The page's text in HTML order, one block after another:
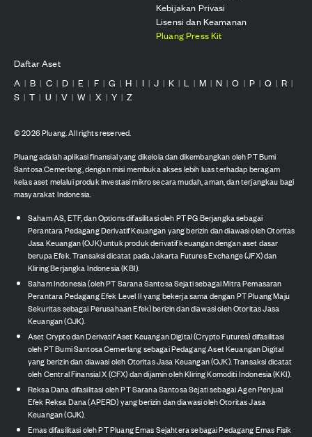
Kebijakan Privasi
Lisensi dan Keamanan
Pluang Press Kit
Daftar Aset
A | B | C | D | E | F | G | H | I | J | K | L | M | N | O | P | Q | R |
S | T | U | V | W | X | Y | Z
©2026Pluang. All rights reserved.
Pluang adalah aplikasi finansial yang dikelola dan dikembangkan oleh PT Bumi
Santosa Cemerlang, dengan misi membuka akses lebih luas terhadap beragam
kelas aset melalui produk investasi mikro secara mudah, aman, dan terjangkau bagi
masyarakat Indonesia.
Saham AS, ETF, dan Options difasilitasi oleh PT PG Berjangka sebagai
Perantara Pedagang Derivatif Keuangan yang berizin dan diawasi oleh Otoritas
Jasa Keuangan (OJK) untuk produk derivatif keuangan dengan aset dasar
berupa Efek. Transaksi dicatat pada Jakarta Futures Exchange (JFX) dan
Kliring Berjangka Indonesia (KBI).
Saham Indonesia (oleh PT Sarana Santosa Sejati sebagai Mitra Pemasaran
Perantara Pedagang Efek Level II yang bekerja sama dengan PT Pluang Maju
Sekuritas sebagai Perusahaan Efek) berizin dan diawasi oleh Otoritas Jasa
Keuangan (OJK).
Aset Crypto dan Derivatif Aset Keuangan Digital (Crypto Futures) difasilitasi
oleh PT Bumi Santosa Cemerlang sebagai Pedagang Aset Keuangan Digital
yang berizin dan diawasi oleh Otoritas Jasa Keuangan (OJK). Transaksi dicatat
oleh Central Finansial X (CFX) dan dijamin oleh Kliring Komoditi Indonesia (KKI).
Reksa Dana difasilitasi oleh PT Sarana Santosa Sejati sebagai Agen Penjual
Efek Reksa Dana (APERD) yang berizin dan diawasi oleh Otoritas Jasa
Keuangan (OJK).
Emas difasilitasi oleh PT Pluang Emas Sejahtera sebagai Pedagang Emas Fisik